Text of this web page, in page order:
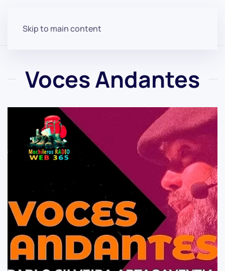
Skip to main content
Voces Andantes